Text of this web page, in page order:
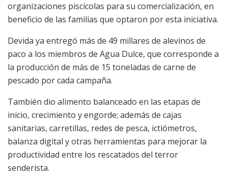
organizaciones piscícolas para su comercialización, en
beneficio de las familias que optaron por esta iniciativa.
Devida ya entregó más de 49 millares de alevinos de
paco a los miembros de Agua Dulce, que corresponde a
la producción de más de 15 toneladas de carne de
pescado por cada campaña.
También dio alimento balanceado en las etapas de
inicio, crecimiento y engorde; además de cajas
sanitarias, carretillas, redes de pesca, ictiómetros,
balanza digital y otras herramientas para mejorar la
productividad entre los rescatados del terror
senderista.